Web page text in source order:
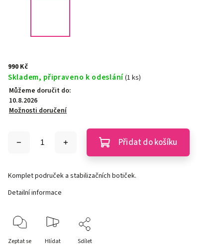
990 Kč
Skladem, připraveno k odeslání(1 ks)
Můžeme doručit do:
10.8.2026
Možnosti doručení
Přidat do košíku
Komplet područek a stabilizačních botiček.
Detailní informace
Zeptat se Hlídat Sdílet